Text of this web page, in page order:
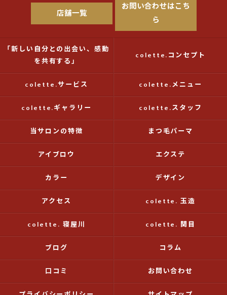
店舗一覧
お問い合わせはこち
ら
「新しい自分との出会い、感動
を共有する」
colette.コンセプト
colette.サービス colette.メニュー
colette.ギャラリー colette.スタッフ
当サロンの特徴 まつ毛パーマ
アイブロウ エクステ
カラー デザイン
アクセス colette. 玉造
colette. 寝屋川 colette. 関目
ブログ コラム
口コミ お問い合わせ